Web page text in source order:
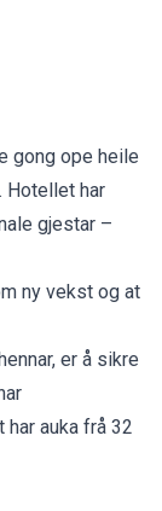
gong ope heile
Hotellet har
gjestar –
ny vekst og at
, er å sikre
auka frå 32